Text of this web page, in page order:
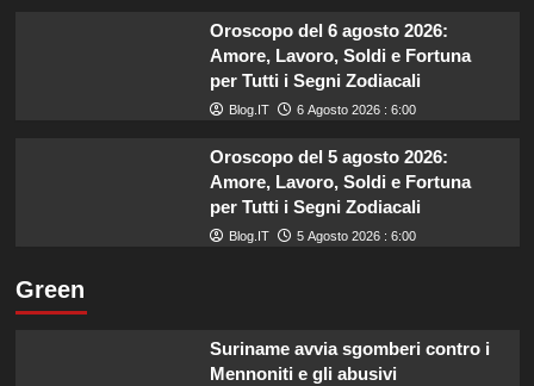
Oroscopo del 6 agosto 2026:
Amore, Lavoro, Soldi e Fortuna
per Tutti i Segni Zodiacali
Blog.IT 6 Agosto 2026 : 6:00
Oroscopo del 5 agosto 2026:
Amore, Lavoro, Soldi e Fortuna
per Tutti i Segni Zodiacali
Blog.IT 5 Agosto 2026 : 6:00
Green
Suriname avvia sgomberi contro i
Mennoniti e gli abusivi